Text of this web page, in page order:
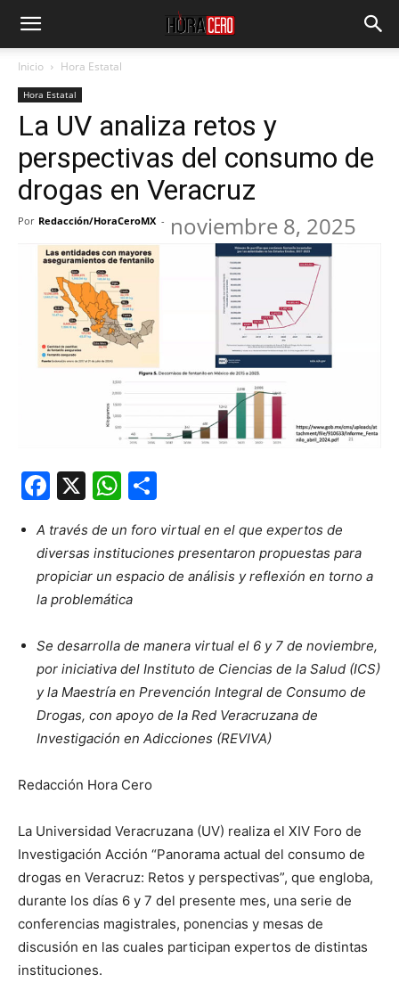
Inicio Hora Estatal
Hora Estatal
La UV analiza retos y
perspectivas del consumo de
drogas en Veracruz
Por Redacción/HoraCeroMX - noviembre 8, 2025
Facebook
X WhatsApp
A través de un foro virtual en el que expertos de
diversas instituciones presentaron propuestas para
propiciar un espacio de análisis y reflexión en torno a
la problemática
Se desarrolla de manera virtual el 6 y 7 de noviembre,
por iniciativa del Instituto de Ciencias de la Salud (ICS)
y la Maestría en Prevención Integral de Consumo de
Drogas, con apoyo de la Red Veracruzana de
Investigación en Adicciones (REVIVA)
Redacción Hora Cero
La Universidad Veracruzana (UV) realiza el XIV Foro de
Investigación Acción “Panorama actual del consumo de
drogas en Veracruz: Retos y perspectivas”, que engloba,
durante los días 6 y 7 del presente mes, una serie de
conferencias magistrales, ponencias y mesas de
discusión en las cuales participan expertos de distintas
instituciones.